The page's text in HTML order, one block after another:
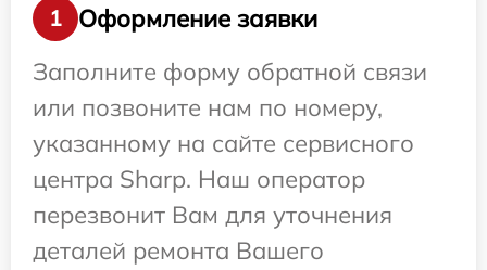
1
Оформление заявки
Заполните форму обратной связи
или позвоните нам по номеру,
указанному на сайте сервисного
центра Sharp. Наш оператор
перезвонит Вам для уточнения
деталей ремонта Вашего